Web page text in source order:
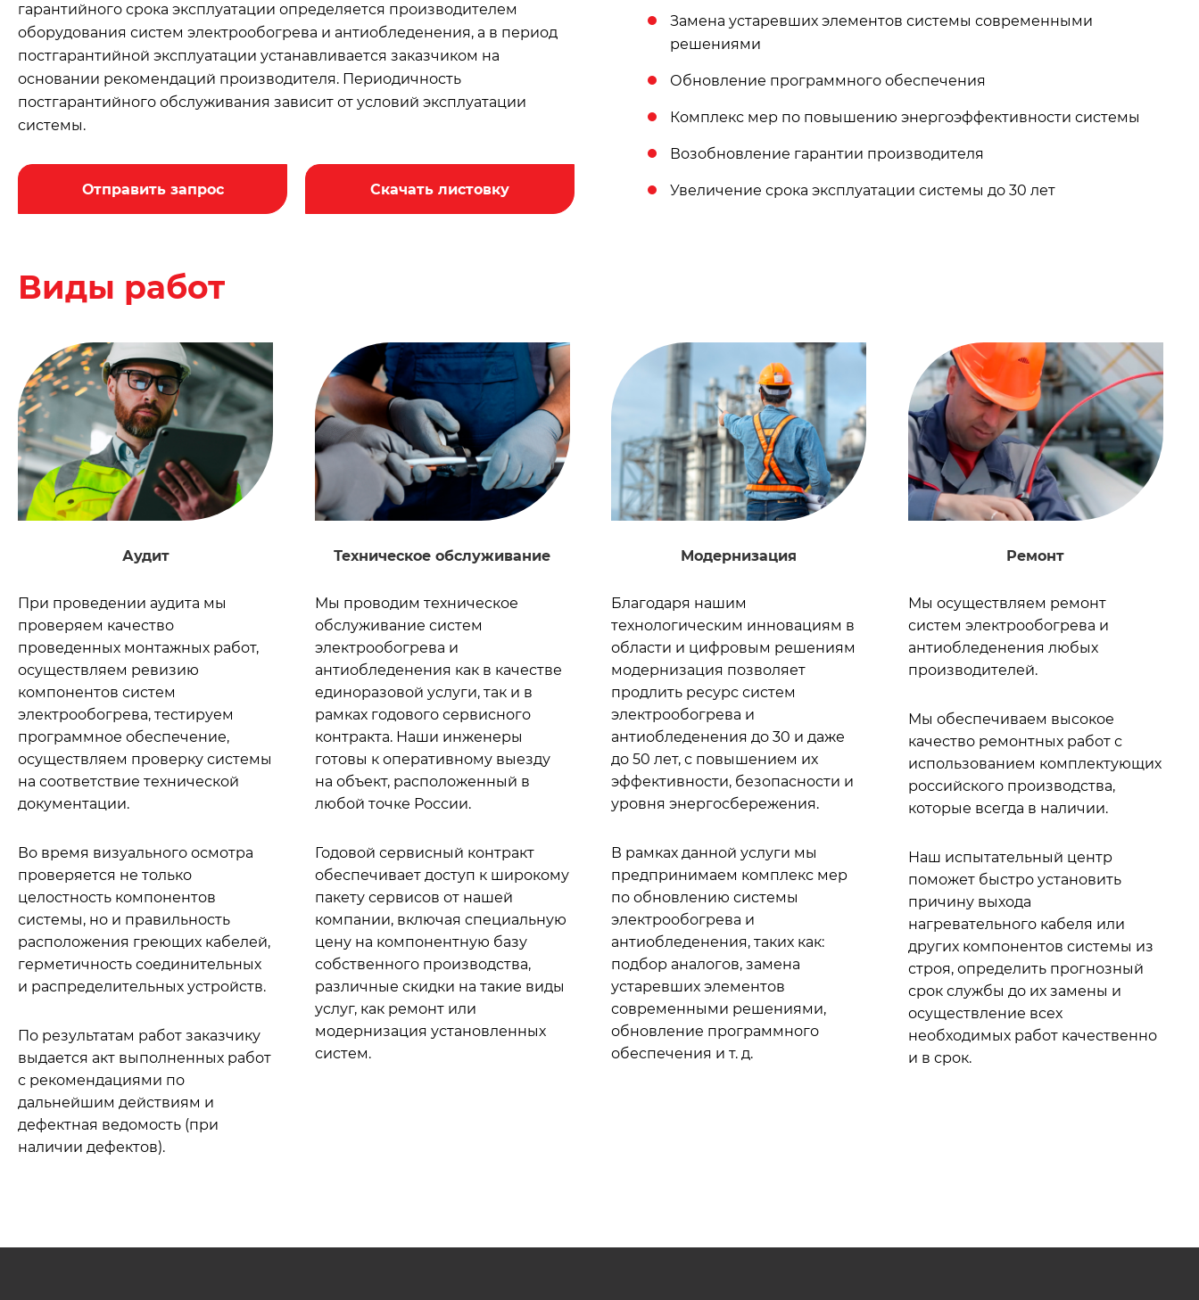
гарантийного срока эксплуатации определяется производителем
оборудования систем электрообогрева и антиобледенения, а в период
постгарантийной эксплуатации устанавливается заказчиком на
основании рекомендаций производителя. Периодичность
постгарантийного обслуживания зависит от условий эксплуатации
системы.
Отправить запрос Скачать листовку
Замена устаревших элементов системы современными
решениями
Обновление программного обеспечения
Комплекс мер по повышению энергоэффективности системы
Возобновление гарантии производителя
Увеличение срока эксплуатации системы до 30 лет
Виды работ
Аудит
При проведении аудита мы
проверяем качество
проведенных монтажных работ,
осуществляем ревизию
компонентов систем
электрообогрева, тестируем
программное обеспечение,
осуществляем проверку системы
на соответствие технической
документации.
Во время визуального осмотра
проверяется не только
целостность компонентов
системы, но и правильность
расположения греющих кабелей,
герметичность соединительных
и распределительных устройств.
По результатам работ заказчику
выдается акт выполненных работ
с рекомендациями по
дальнейшим действиям и
дефектная ведомость (при
наличии дефектов).
Техническое обслуживание
Мы проводим техническое
обслуживание систем
электрообогрева и
антиобледенения как в качестве
единоразовой услуги, так и в
рамках годового сервисного
контракта. Наши инженеры
готовы к оперативному выезду
на объект, расположенный в
любой точке России.
Годовой сервисный контракт
обеспечивает доступ к широкому
пакету сервисов от нашей
компании, включая специальную
цену на компонентную базу
собственного производства,
различные скидки на такие виды
услуг, как ремонт или
модернизация установленных
систем.
Модернизация
Благодаря нашим
технологическим инновациям в
области и цифровым решениям
модернизация позволяет
продлить ресурс систем
электрообогрева и
антиобледенения до 30 и даже
до 50 лет, с повышением их
эффективности, безопасности и
уровня энергосбережения.
В рамках данной услуги мы
предпринимаем комплекс мер
по обновлению системы
электрообогрева и
антиобледенения, таких как:
подбор аналогов, замена
устаревших элементов
современными решениями,
обновление программного
обеспечения и т. д.
Ремонт
Мы осуществляем ремонт
систем электрообогрева и
антиобледенения любых
производителей.
Мы обеспечиваем высокое
качество ремонтных работ с
использованием комплектующих
российского производства,
которые всегда в наличии.
Наш испытательный центр
поможет быстро установить
причину выхода
нагревательного кабеля или
других компонентов системы из
строя, определить прогнозный
срок службы до их замены и
осуществление всех
необходимых работ качественно
и в срок.